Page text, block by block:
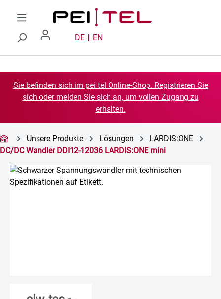
Zum Hauptinhalt springen
DE EN
Sie befinden sich im pei tel Online-Shop. Registrieren Sie
sich oder melden Sie sich an, um vollen Zugang zu
erhalten.
Unsere Produkte Lösungen
LARDIS:ONE
DC/DC Wandler DDI12-12036 LARDIS:ONE mini
Bildergalerie überspringen